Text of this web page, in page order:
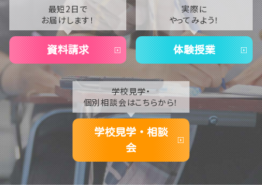
2021
2020
最短2日で
お届けします！
資料請求
実際に
やってみよう！
体験授業
学校見学・
個別相談会はこちらから！
学校見学・相談
会